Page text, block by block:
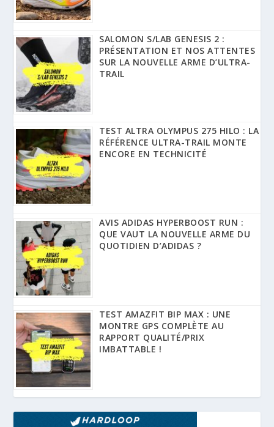
SALOMON S/LAB GENESIS 2 :
PRÉSENTATION ET NOS ATTENTES
SUR LA NOUVELLE ARME D’ULTRA-
TRAIL
TEST ALTRA OLYMPUS 275 HILO : LA
RÉFÉRENCE ULTRA-TRAIL MONTE
ENCORE EN TECHNICITÉ
AVIS ADIDAS HYPERBOOST RUN :
QUE VAUT LA NOUVELLE ARME DU
QUOTIDIEN D’ADIDAS ?
TEST AMAZFIT BIP MAX : UNE
MONTRE GPS COMPLÈTE AU
RAPPORT QUALITÉ/PRIX
IMBATTABLE !